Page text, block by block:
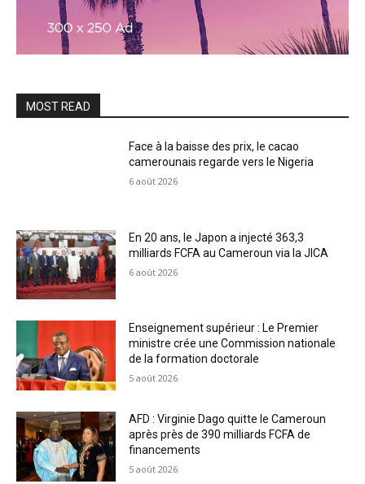
MOST READ
Face à la baisse des prix, le cacao
camerounais regarde vers le Nigeria
6 août 2026
En 20 ans, le Japon a injecté 363,3
milliards FCFA au Cameroun via la JICA
6 août 2026
Enseignement supérieur : Le Premier
ministre crée une Commission nationale
de la formation doctorale
5 août 2026
AFD : Virginie Dago quitte le Cameroun
après près de 390 milliards FCFA de
financements
5 août 2026